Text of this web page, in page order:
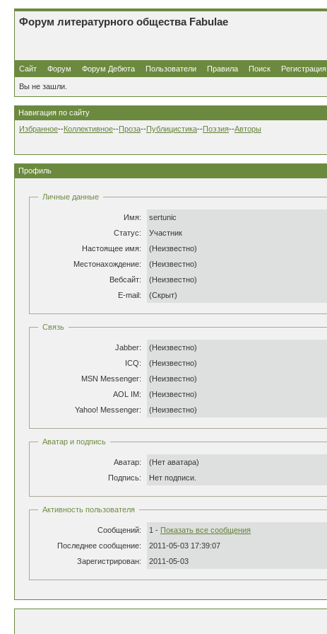
Форум литературного общества Fabulae
Сайт Форум Форум Дебюта Пользователи Правила Поиск Регистрация
Вы не зашли.
Навигация по сайту
Избранное--Коллективное--Проза--Публицистика--Поэзия--Авторы
Профиль
Личные данные
Имя:
sertunic
Статус:
Участник
Настоящее имя:
(Неизвестно)
Местонахождение:
(Неизвестно)
Вебсайт:
(Неизвестно)
E-mail:
(Скрыт)
Связь
Jabber:
(Неизвестно)
ICQ:
(Неизвестно)
MSN Messenger:
(Неизвестно)
AOL IM:
(Неизвестно)
Yahoo! Messenger:
(Неизвестно)
Аватар и подпись
Аватар:
(Нет аватара)
Подпись:
Нет подписи.
Активность пользователя
Сообщений: 1 - Показать все сообщения
Последнее сообщение:
2011-05-03 17:39:07
Зарегистрирован:
2011-05-03